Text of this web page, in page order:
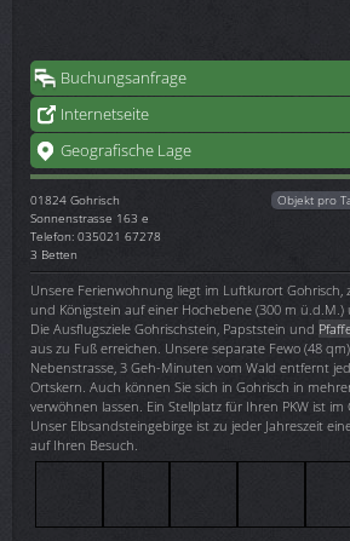
Buchungsanfrage
Internetseite
Geografische Lage
01824 Gohrisch
Sonnenstrasse 163 e
Telefon: 035021 67278
3 Betten
Objekt pro
Unsere Ferienwohnung liegt im Luftkurort Gohrisch,
und Königstein auf einer Hochebene (300 m ü.d.M.)
Die Ausflugsziele Gohrischstein, Papststein und
aus zu Fuß erreichen. Unsere separate Fewo (48
Nebenstrasse, 3 Geh-Minuten vom Wald entfernt
Ortskern. Auch können Sie sich in Gohrisch in
verwöhnen lassen. Ein Stellplatz für Ihren PKW ist
Unser Elbsandsteingebirge ist zu jeder Jahreszeit
auf Ihren Besuch.